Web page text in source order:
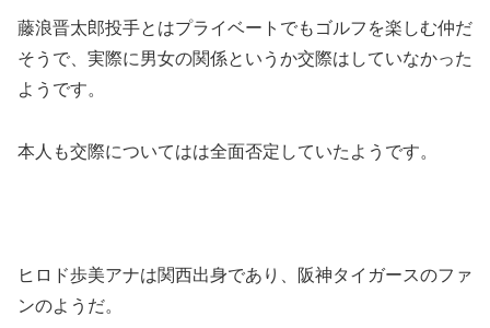
藤浪晋太郎投手とはプライベートでもゴルフを楽しむ仲だ
そうで、実際に男女の関係というか交際はしていなかった
ようです。
本人も交際についてはは全面否定していたようです。
ヒロド歩美アナは関西出身であり、阪神タイガースのファ
ンのようだ。